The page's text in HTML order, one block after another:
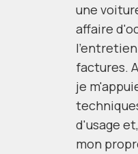
une
affaire
l'entretien
factures.
je
d'usage
mon